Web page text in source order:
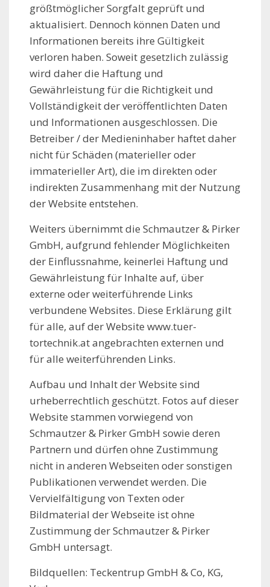
größtmöglicher Sorgfalt geprüft und
aktualisiert. Dennoch können Daten und
Informationen bereits ihre Gültigkeit
verloren haben. Soweit gesetzlich zulässig
wird daher die Haftung und
Gewährleistung für die Richtigkeit und
Vollständigkeit der veröffentlichten Daten
und Informationen ausgeschlossen. Die
Betreiber / der Medieninhaber haftet daher
nicht für Schäden (materieller oder
immaterieller Art), die im direkten oder
indirekten Zusammenhang mit der Nutzung
der Website entstehen.
Weiters übernimmt die Schmautzer & Pirker
GmbH, aufgrund fehlender Möglichkeiten
der Einflussnahme, keinerlei Haftung und
Gewährleistung für Inhalte auf, über
externe oder weiterführende Links
verbundene Websites. Diese Erklärung gilt
für alle, auf der Website www.tuer-
tortechnik.at angebrachten externen und
für alle weiterführenden Links.
Aufbau und Inhalt der Website sind
urheberrechtlich geschützt. Fotos auf dieser
Website stammen vorwiegend von
Schmautzer & Pirker GmbH sowie deren
Partnern und dürfen ohne Zustimmung
nicht in anderen Webseiten oder sonstigen
Publikationen verwendet werden. Die
Vervielfältigung von Texten oder
Bildmaterial der Webseite ist ohne
Zustimmung der Schmautzer & Pirker
GmbH untersagt.
Bildquellen: Teckentrup GmbH & Co, KG,